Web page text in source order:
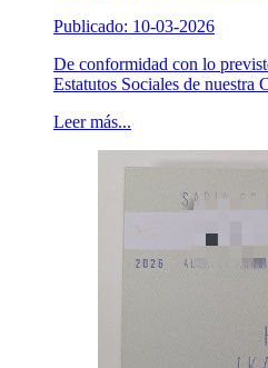
Publicado: 10-03-2026
De conformidad con lo
Estatutos Sociales de nuestra
Leer más...